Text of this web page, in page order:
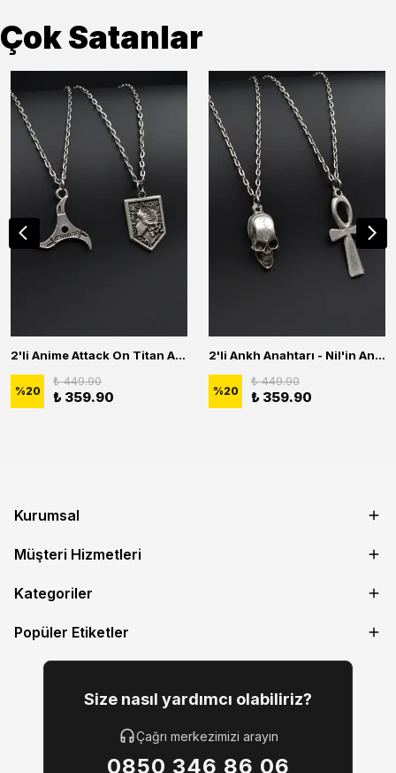
Çok Satanlar
2'li Anime Attack On Titan Acrylic Maria Anime Naruto Erkek Kadın Kolye Seti
%20
₺ 449.90
₺ 359.90
2'li Ankh Anahtarı - Nil'in Anahtarı - Kuru Kafa Erkek Kadın Kolye Seti
%20
₺ 449.90
₺ 359.90
Kurumsal
Müşteri Hizmetleri
Kategoriler
Popüler Etiketler
Size nasıl yardımcı olabiliriz?
Çağrı merkezimizi arayın
0850 346 86 06